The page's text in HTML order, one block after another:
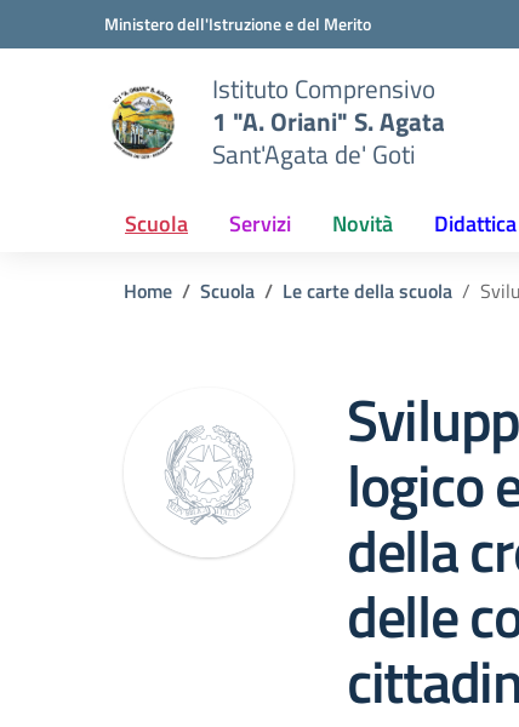
Vai ai contenuti
Vai al menu di navigazioneMinistero dell'Istruzione e del Merito
Istituto Comprensivo
1 "A. Oriani" S. Agata
Sant'Agata de' Goti
Scuola Servizi Novità Didattica
Home Scuola Le carte della scuola
logico
della
delle